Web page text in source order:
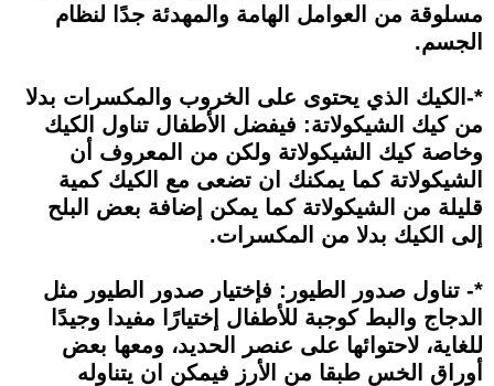
مسلوقة من العوامل الهامة والمهدئة جدًا لنظام
الجسم.
*-الكيك الذي يحتوى على الخروب والمكسرات بدلا
من كيك الشيكولاتة: فيفضل الأطفال تناول الكيك
وخاصة كيك الشيكولاتة ولكن من المعروف أن
الشيكولاتة كما يمكنك ان تضعى مع الكيك كمية
قليلة من الشيكولاتة كما يمكن إضافة بعض البلح
إلى الكيك بدلا من المكسرات.
*- تناول صدور الطيور: فإختيار صدور الطيور مثل
الدجاج والبط كوجبة للأطفال إختيارًا مفيدا وجيدًا
للغاية، لاحتوائها على عنصر الحديد، ومعها بعض
أوراق الخس طبقا من الأرز فيمكن ان يتناوله